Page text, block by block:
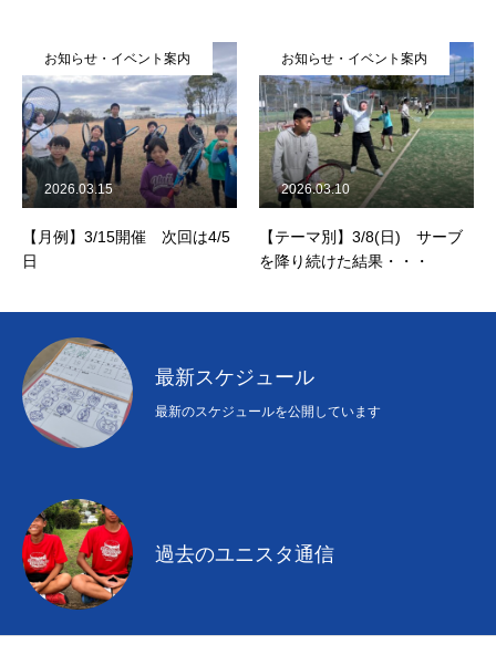
お知らせ・イベント案内
【月例】3/15開催 次回は4/5
日
2026.03.15
お知らせ・イベント案内
【テーマ別】3/8(日) サーブ
を降り続けた結果・・・
2026.03.10
最新スケジュール
最新のスケジュールを公開しています
過去のユニスタ通信